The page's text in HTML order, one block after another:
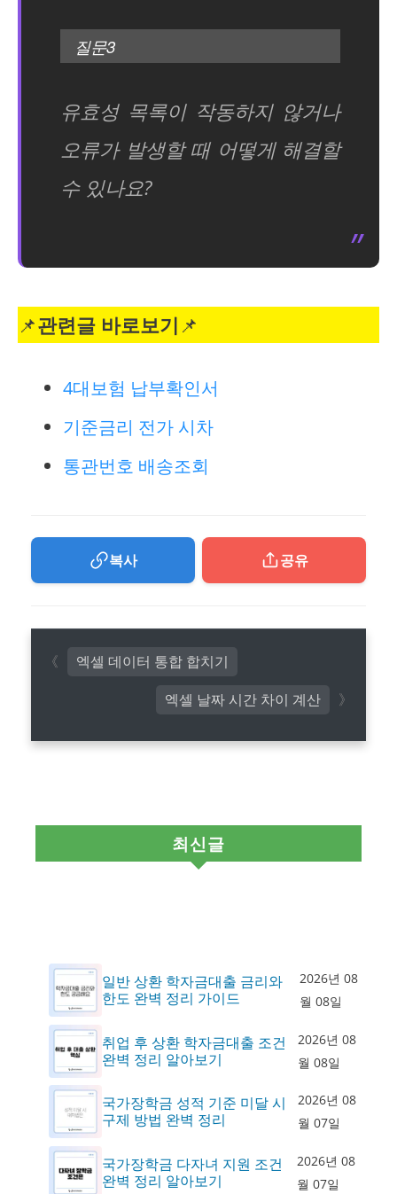
질문3
유효성 목록이 작동하지 않거나
오류가 발생할 때 어떻게 해결할
수 있나요?
📌관련글 바로보기 📌
4대보험 납부확인서
기준금리 전가 시차
통관번호 배송조회
복사 공유
엑셀 날짜 시간 차이 계산
엑셀 데이터 통합 합치기
최신글
일반 상환 학자금대출 금리와
한도 완벽 정리 가이드
2026년 08
월 08일
취업 후 상환 학자금대출 조건
완벽 정리 알아보기
2026년 08
월 08일
국가장학금 성적 기준 미달 시
구제 방법 완벽 정리
2026년 08
월 07일
국가장학금 다자녀 지원 조건
완벽 정리 알아보기
2026년 08
월 07일